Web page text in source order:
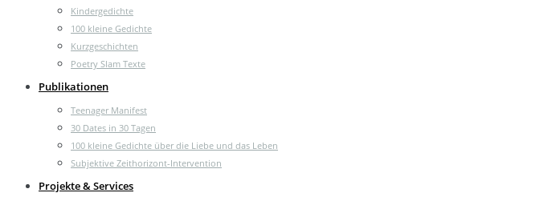
Kindergedichte
100 kleine Gedichte
Kurzgeschichten
Poetry Slam Texte
Publikationen
Teenager Manifest
30 Dates in 30 Tagen
100 kleine Gedichte über die Liebe und das Leben
Subjektive Zeithorizont-Intervention
Projekte & Services